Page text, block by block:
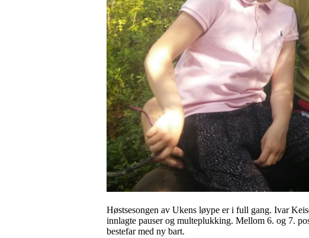
Høstsesongen av Ukens løype er i full gang. Ivar
innlagte pauser og multeplukking. Mellom 6. og 7.
bestefar med ny bart.